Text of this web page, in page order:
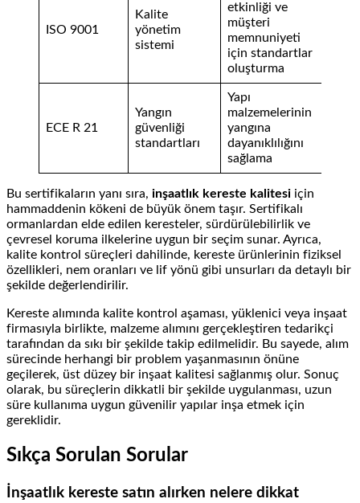
ISO 9001
Kalite
yönetim
sistemi
etkinliği ve
müşteri
memnuniyeti
için standartlar
oluşturma
ECE R 21
Yangın
güvenliği
standartları
Yapı
malzemelerinin
yangına
dayanıklılığını
sağlama
Bu sertifikaların yanı sıra, inşaatlık kereste kalitesi için
hammaddenin kökeni de büyük önem taşır. Sertifikalı
ormanlardan elde edilen keresteler, sürdürülebilirlik ve
çevresel koruma ilkelerine uygun bir seçim sunar. Ayrıca,
kalite kontrol süreçleri dahilinde, kereste ürünlerinin fiziksel
özellikleri, nem oranları ve lif yönü gibi unsurları da detaylı bir
şekilde değerlendirilir.
Kereste alımında kalite kontrol aşaması, yüklenici veya inşaat
firmasıyla birlikte, malzeme alımını gerçekleştiren tedarikçi
tarafından da sıkı bir şekilde takip edilmelidir. Bu sayede, alım
sürecinde herhangi bir problem yaşanmasının önüne
geçilerek, üst düzey bir inşaat kalitesi sağlanmış olur. Sonuç
olarak, bu süreçlerin dikkatli bir şekilde uygulanması, uzun
süre kullanıma uygun güvenilir yapılar inşa etmek için
gereklidir.
Sıkça Sorulan Sorular
İnşaatlık kereste satın alırken nelere dikkat